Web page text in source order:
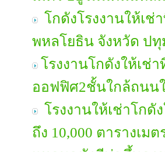
โกดังโรงงานให้เช่
พหลโยธิน จังหวัด ป
โรงงานโกดังให้เช่
ออฟฟิศ2ชั้นใกล้ถนน
โรงงานให้เช่าโกดั
ถึง 10,000 ตารางเม